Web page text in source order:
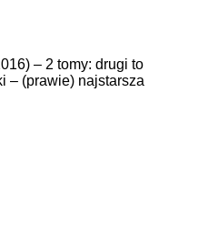
– 2 tomy: drugi to
– (prawie) najstarsza